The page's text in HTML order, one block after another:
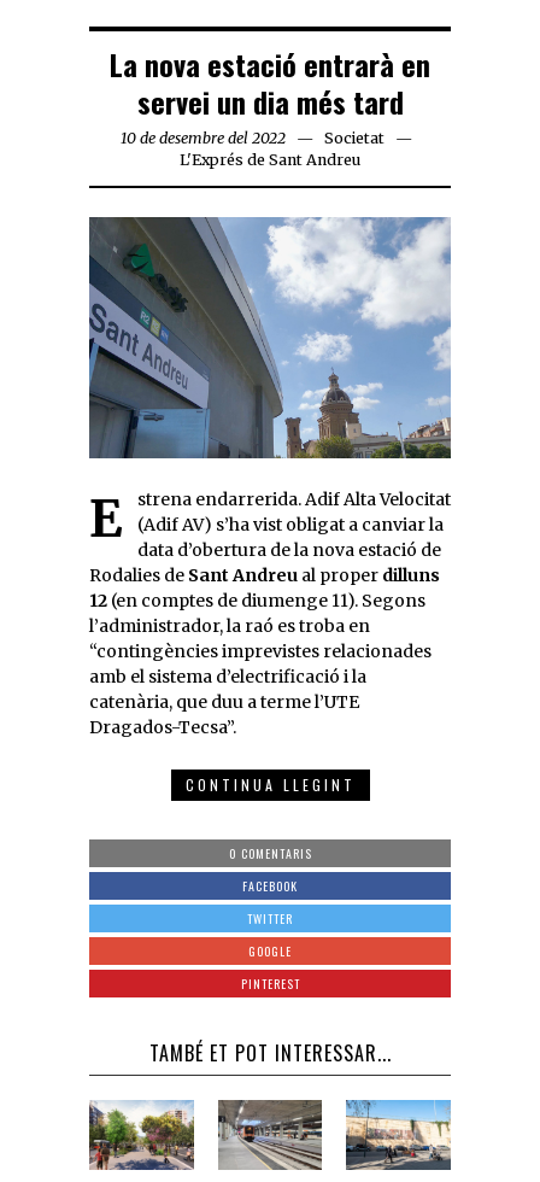
La nova estació entrarà en
servei un dia més tard
10 de desembre del 2022
Societat
L'Exprés de Sant Andreu
Estrena endarrerida. Adif Alta Velocitat
(Adif AV) s’ha vist obligat a canviar la
data d’obertura de la nova estació de
Rodalies de Sant Andreu al proper dilluns
12 (en comptes de diumenge 11). Segons
l’administrador, la raó es troba en
“contingències imprevistes relacionades
amb el sistema d’electrificació i la
catenària, que duu a terme l’UTE
Dragados-Tecsa”.
CONTINUA LLEGINT
0 COMENTARIS
FACEBOOK
TWITTER
GOOGLE
PINTEREST
TAMBÉ ET POT INTERESSAR...